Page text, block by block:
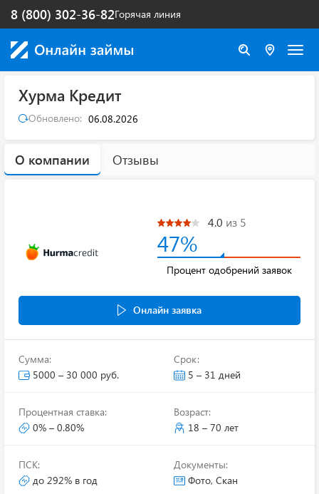
Горячая линия
8 (800) 302-36-82
Хурма Кредит
Обновлено: 06.08.2026
О компании Отзывы
4.0 из 5
47%
Процент одобрений заявок
Онлайн заявка
Сумма:
5000 – 30 000 руб.
Срок:
5 – 31 дней
Процентная ставка:
0% – 0.80%
Возраст:
18 – 70 лет
ПСК:
до 292% в год
Документы:
Фото, Скан